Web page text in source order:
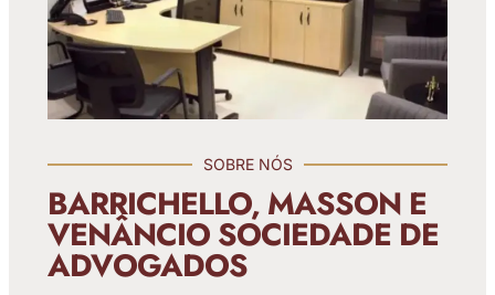
SOBRE NÓS
BARRICHELLO, MASSON E
VENÂNCIO SOCIEDADE DE
ADVOGADOS